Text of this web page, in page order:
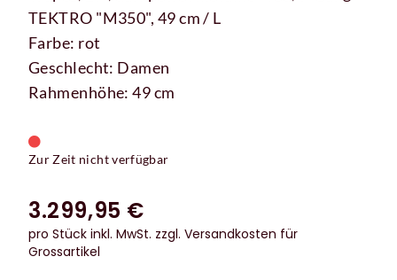
TEKTRO "M350", 49 cm / L
Farbe: rot
Geschlecht: Damen
Rahmenhöhe: 49 cm
Zur Zeit nicht verfügbar
3.299,95 €
pro Stück inkl. MwSt. zzgl. Versandkosten für
Grossartikel